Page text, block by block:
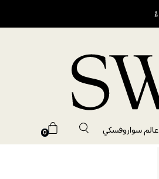
عالم سواروفسكي 0